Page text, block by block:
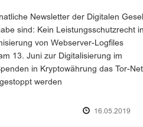
Newsletter der Digitalen
sind: Kein Leistungsschutzrecht
von Webserver-Logfiles
13. Juni zur Digitalisierung im
in Kryptowährung das Tor-
werden
16.05.2019